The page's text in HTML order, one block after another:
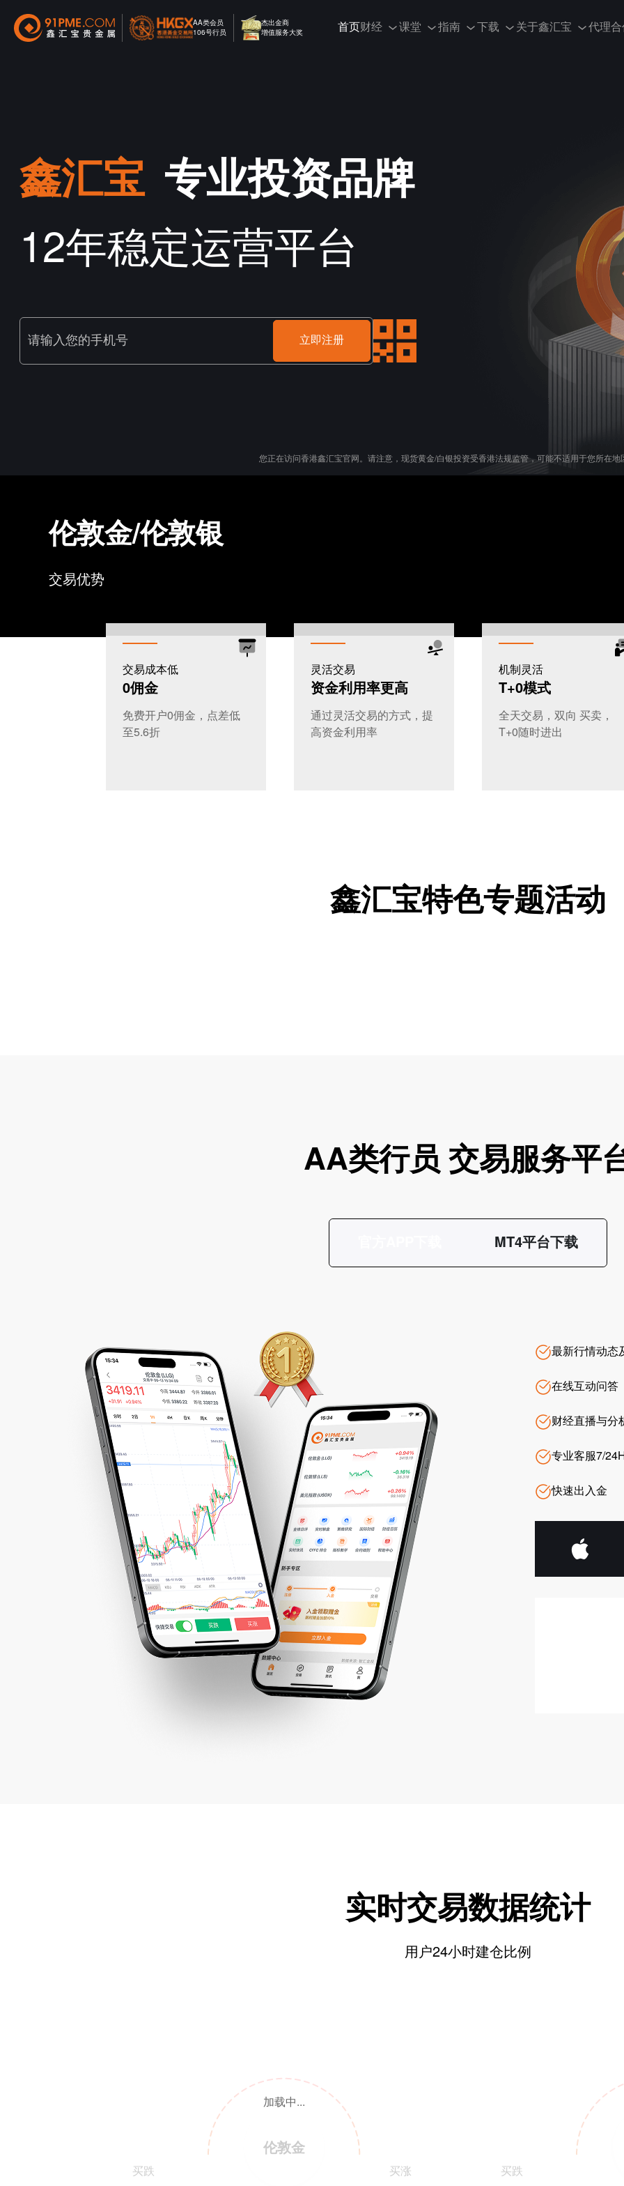
AA类会员
106号行员
杰出金商
增值服务大奖
首页 财经 课堂 指南 下载 关于鑫汇宝 代理
鑫汇宝 专业投资品牌
12年稳定运营平台
请输入您的手机号 立即注册
您正在访问香港鑫汇宝官网。请注意，现货黄金/白银投资受香港法规监管，可能不适用于您所在地
伦敦金/伦敦银
交易优势
交易成本低
0佣金
免费开户0佣金，点差低
至5.6折
灵活交易
资金利用率更高
通过灵活交易的方式，提
高资金利用率
机制灵活
T+0模式
全天交易，双向 买卖，
T+0随时进出
鑫汇宝特色专题活动
AA类行员 交易服务平
MT4平台下载
最新行情动态
在线互动问答
财经直播与分
专业客服7/
快速出入金
实时交易数据统计
用户24小时建仓比例
加载中...
伦敦金
买跌 买涨 买跌